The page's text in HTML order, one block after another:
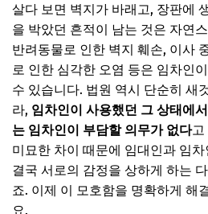
사례 2: 벽지 오염, 누구 책임인가?
사례 3: 반려동물 흔적
📌 지금 뜨는 꿀정보! 놓치지 마세요
추가할인 코드 WRVE6
자주 묻는 질문
Q. 도배, 장판도 세입자가 다 해야
살다 보면 벽지가 바래고, 장판에
을 박았던 흔적이 남는 것은 자연
반려동물로 인한 벽지 훼손, 이사
로 인한 심각한 오염 등은 임차인
수 있습니다. 법원 역시 단순히 새
라, 임차인이 사용했던 그 상태에
는 임차인이 부담할 의무가 없다고
미묘한 차이 때문에 임대인과 임
결국 서로의 감정을 상하게 하는
죠. 이제 이 모호함을 명확하게 해
요.